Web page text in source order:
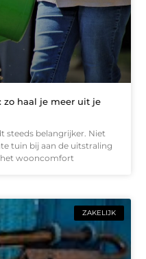
zo haal je meer uit je
steeds belangrijker. Niet
tuin bij aan de uitstraling
het wooncomfort
ZAKELIJK